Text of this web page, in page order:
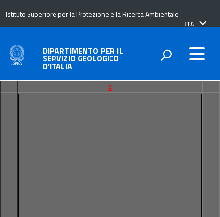
Istituto Superiore per la Protezione e la Ricerca Ambientale
lingua
ITA
DIPARTIMENTO PER IL
SERVIZIO GEOLOGICO
D’ITALIA
x